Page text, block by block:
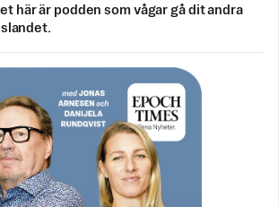
här är podden som vågar gå dit andra